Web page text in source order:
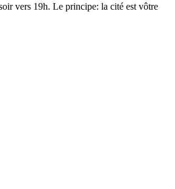
vers 19h. Le principe: la cité est vôtre